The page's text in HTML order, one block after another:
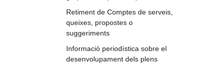
Retiment de Comptes de serveis,
queixes, propostes o
suggeriments
Informació periodística sobre el
desenvolupament dels plens